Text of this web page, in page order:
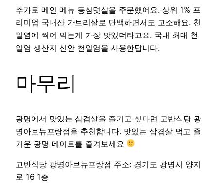
추가로 메인 메뉴 등심덧살을 주문했어요. 상위 1% 프
리미엄 국내산 가브리살로 단백하면서도 고소해요. 천
일염에 찍어 먹는게 가장 맛있더라고요. 국내 최대 천
일염 생산지 신안 천일염을 사용한답니다.
마무리
광명에서 맛있는 삼겹살을 즐기고 싶다면 고반식당 광
명아브뉴프랑점을 추천합니다. 맛있는 삼겹살 먹고 즐
거운 광명 데이트를 즐겨보세요
고반식당 광명아브뉴프랑점 주소: 경기도 광명시 양지
로 16 1층